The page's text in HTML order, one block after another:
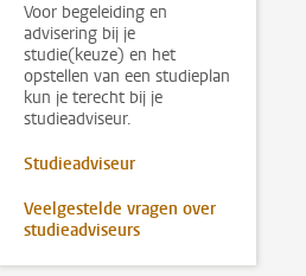
Voor begeleiding en
advisering bij je
studie(keuze) en het
opstellen van een studieplan
kun je terecht bij je
studieadviseur.
Studieadviseur
Veelgestelde vragen over
studieadviseurs